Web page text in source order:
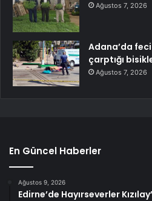
Ağustos 7, 2026
Adana’da
çarptığı
Ağustos 7, 2026
En Güncel Haberler
Ağustos 9, 2026
Edirne’de Hayırseverler